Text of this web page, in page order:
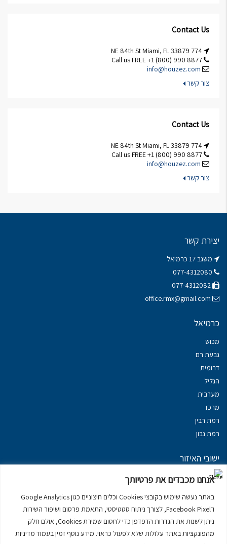
אנחנו מכבדים את פרטיותך
באתר נעשה שימוש בקובצי Cookies וכלים חיצוניים כגון Google Analytics
ו־Facebook Pixel, לצורך ניתוח סטטיסטי, התאמת פרסום ושיפור השירות.
ניתן לשנות את הגדרות הדפדפן כדי לחסום שמירת Cookies, אולם חלק
מהפונקציות באתר עלולות שלא לפעול כראוי. מידע נוסף זמין בעמוד מדיניות
Contact Us
info@houzez.com
צור קשר
Contact Us
info@houzez.com
צור קשר
יצירת קשר
משגב 17 כרמיאל
office.rmx@gmail.com
כרמיאל
מכוש
גבעת רם
דרומית
הגליל
מערבית
מרכז
רמת רבין
רמת נבון
ישובי האיזור
נכסים במשגב
מרום הגליל